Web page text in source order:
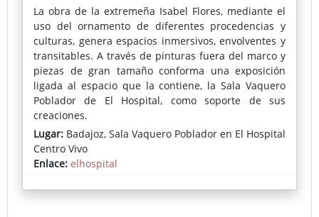
La obra de la extremeña Isabel Flores, mediante el
uso del ornamento de diferentes procedencias y
culturas, genera espacios inmersivos, envolventes y
transitables. A través de pinturas fuera del marco y
piezas de gran tamaño conforma una exposición
ligada al espacio que la contiene, la Sala Vaquero
Poblador de El Hospital, como soporte de sus
creaciones.
Lugar: Badajoz, Sala Vaquero Poblador en El Hospital
Centro Vivo
Enlace: elhospital